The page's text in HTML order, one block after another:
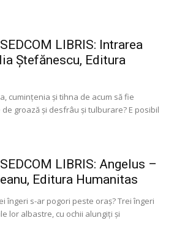
LIBRIS: Intrarea
Ștefănescu, Editura
cumințenia și tihna de acum să fie
groază și desfrâu și tulburare? E posibil
LIBRIS: Angelus –
Editura Humanitas
îngeri s-ar pogori peste oraș? Trei îngeri
lor albastre, cu ochii alungiți și